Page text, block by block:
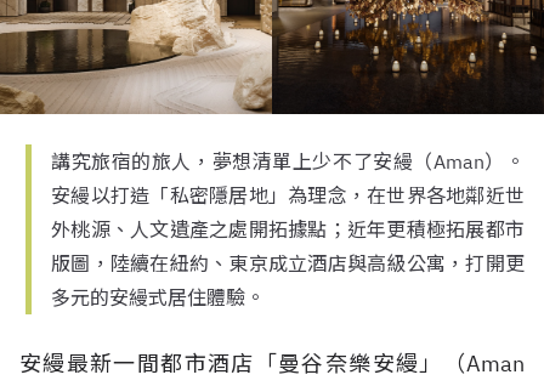
講究旅宿的旅人，夢想清單上少不了安縵（Aman）。
安縵以打造「私密隱居地」為理念，在世界各地鄰近世
外桃源、人文遺產之處開拓據點；近年更積極拓展都市
版圖，陸續在紐約、東京成立酒店與高級公寓，打開更
多元的安縵式居住體驗。
安縵最新一間都市酒店「曼谷奈樂安縵」（Aman